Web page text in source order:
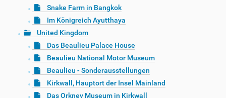
Snake Farm in Bangkok
Im Königreich Ayutthaya
United Kingdom
Das Beaulieu Palace House
Beaulieu National Motor Museum
Beaulieu - Sonderausstellungen
Kirkwall, Hauptort der Insel Mainland
Das Orkney Museum in Kirkwall